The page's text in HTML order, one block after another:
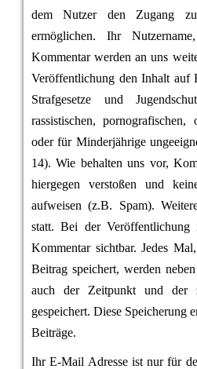
dem Nutzer den Zugang
ermöglichen. Ihr
Kommentar werden an uns
Veröffentlichung den Inhalt auf
Strafgesetze und
rassistischen, pornografischen,
oder für Minderjährige
14). Wie behalten uns vor,
hiergegen verstoßen und
aufweisen (z.B. Spam).
statt. Bei der
Kommentar sichtbar. Jedes
Beitrag speichert, werden
auch der Zeitpunkt und der
gespeichert. Diese Speicherung
Beiträge.
Ihr E-Mail Adresse ist nur für